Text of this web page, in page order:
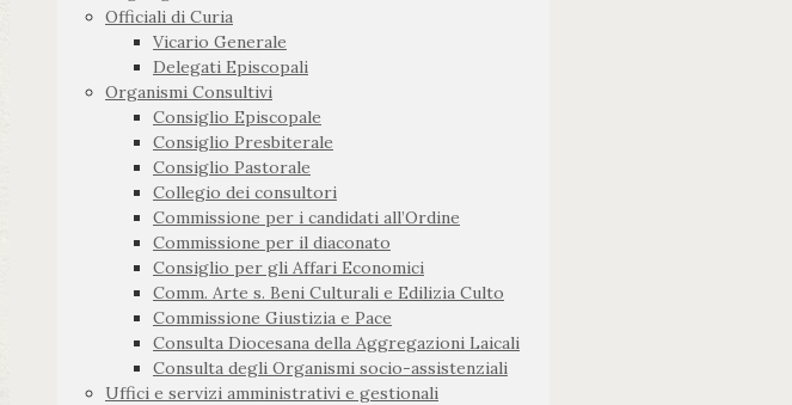
Officiali di Curia
Vicario Generale
Delegati Episcopali
Organismi Consultivi
Consiglio Episcopale
Consiglio Presbiterale
Consiglio Pastorale
Collegio dei consultori
Commissione per i candidati all’Ordine
Commissione per il diaconato
Consiglio per gli Affari Economici
Comm. Arte s. Beni Culturali e Edilizia Culto
Commissione Giustizia e Pace
Consulta Diocesana della Aggregazioni Laicali
Consulta degli Organismi socio-assistenziali
Uffici e servizi amministrativi e gestionali